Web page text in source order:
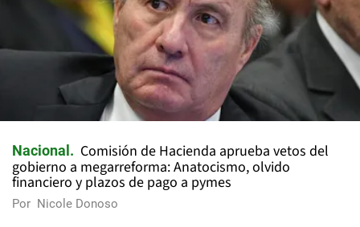
Nacional
Comisión de Hacienda aprueba vetos del
gobierno a megarreforma: Anatocismo, olvido
financiero y plazos de pago a pymes
Por Nicole Donoso